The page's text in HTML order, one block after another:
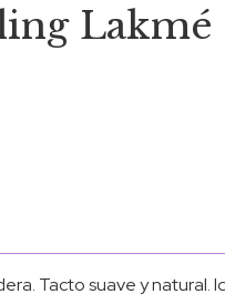
Lakmé
Tacto suave y natural.